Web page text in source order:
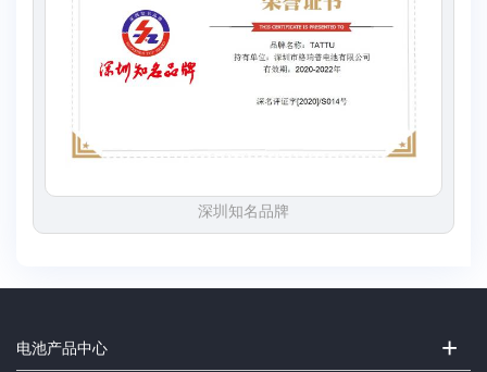
深圳知名品牌
电池产品中心 +